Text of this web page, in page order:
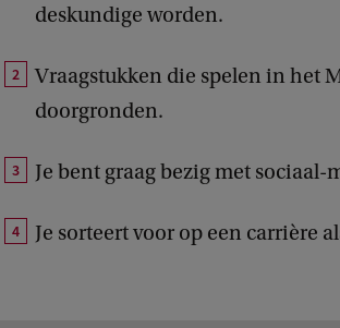
B
a
deskundige worden.
Vraagstukken die spelen in het
doorgronden.
Je bent graag bezig met
Je sorteert voor op een carrière